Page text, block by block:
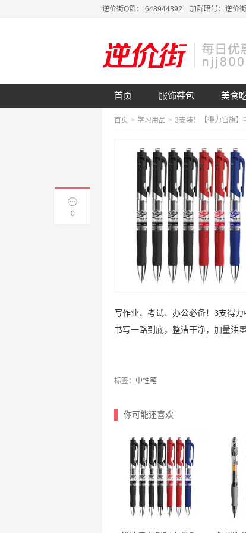
逆价街Q群： 648944392 加群暗号：逆价街
首页 服饰鞋包 美食
首页 > 学习用品 >
写作业、考试、办公必备！3支得
书写一路到底，整洁干净，加量油
标签： 中性笔
你可能还喜欢
0